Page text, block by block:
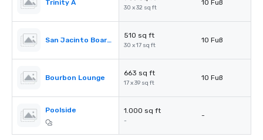
Trinity A
30 x 32 sq ft
10 Fuß
San Jacinto Boardroom
510 sq ft
30 x 17 sq ft
10 Fuß
Bourbon Lounge
663 sq ft
17 x 39 sq ft
10 Fuß
Poolside 1.000 sq ft
-
-